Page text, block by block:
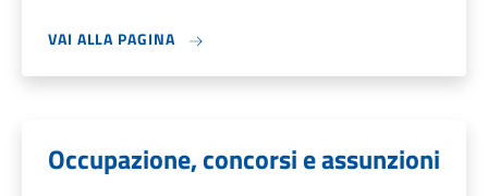
VAI ALLA PAGINA
Occupazione, concorsi e assunzioni